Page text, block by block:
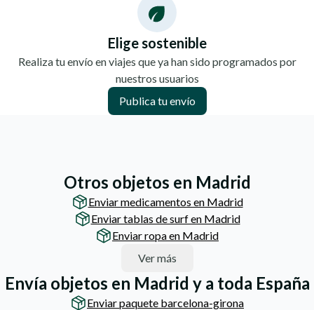
Elige sostenible
Realiza tu envío en viajes que ya han sido programados por
nuestros usuarios
Publica tu envío
Otros objetos en Madrid
Enviar medicamentos en Madrid
Enviar tablas de surf en Madrid
Enviar ropa en Madrid
Ver más
Envía objetos en Madrid y a toda España
Enviar paquete barcelona-girona